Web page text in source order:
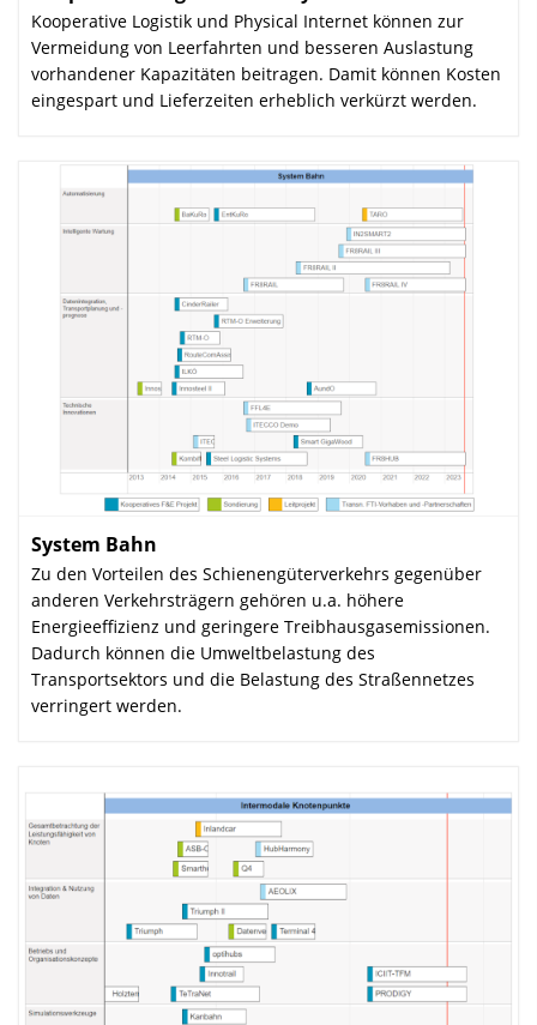
Kooperative Logistik und Physical Internet können zur
Vermeidung von Leerfahrten und besseren Auslastung
vorhandener Kapazitäten beitragen. Damit können Kosten
eingespart und Lieferzeiten erheblich verkürzt werden.
System Bahn
Zu den Vorteilen des Schienengüterverkehrs gegenüber
anderen Verkehrsträgern gehören u.a. höhere
Energieeffizienz und geringere Treibhausgasemissionen.
Dadurch können die Umweltbelastung des
Transportsektors und die Belastung des Straßennetzes
verringert werden.